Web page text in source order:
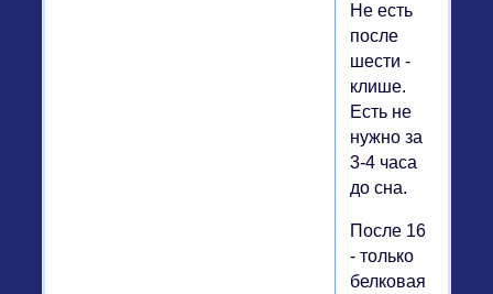
Не есть
после
шести -
клише.
Есть не
нужно за
3-4 часа
до сна.
После 16
- только
белковая